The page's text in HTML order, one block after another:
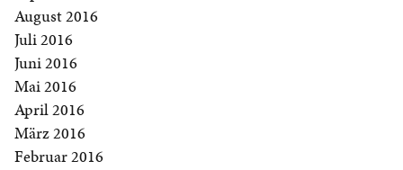
August 2016
Juli 2016
Juni 2016
Mai 2016
April 2016
März 2016
Februar 2016